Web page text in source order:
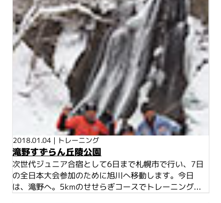
2018.01.04 | トレーニング
滝野すずらん丘陵公園
次世代ジュニア合宿として6日まで札幌市で行い、7日
の全日本大会参加のために旭川へ移動します。今日
は、滝野へ。5kmのせせらぎコースでトレーニング...